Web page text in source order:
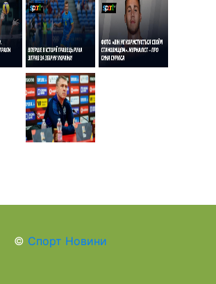
© Спорт Новини